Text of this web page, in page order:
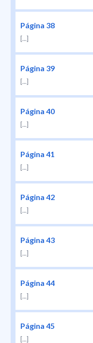
Página 38
[...]
Página 39
[...]
Página 40
[...]
Página 41
[...]
Página 42
[...]
Página 43
[...]
Página 44
[...]
Página 45
[...]